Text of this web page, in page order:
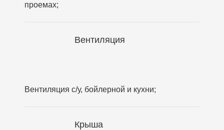
проемах;
Вентиляция
Вентиляция с/у, бойлерной и кухни;
Крыша